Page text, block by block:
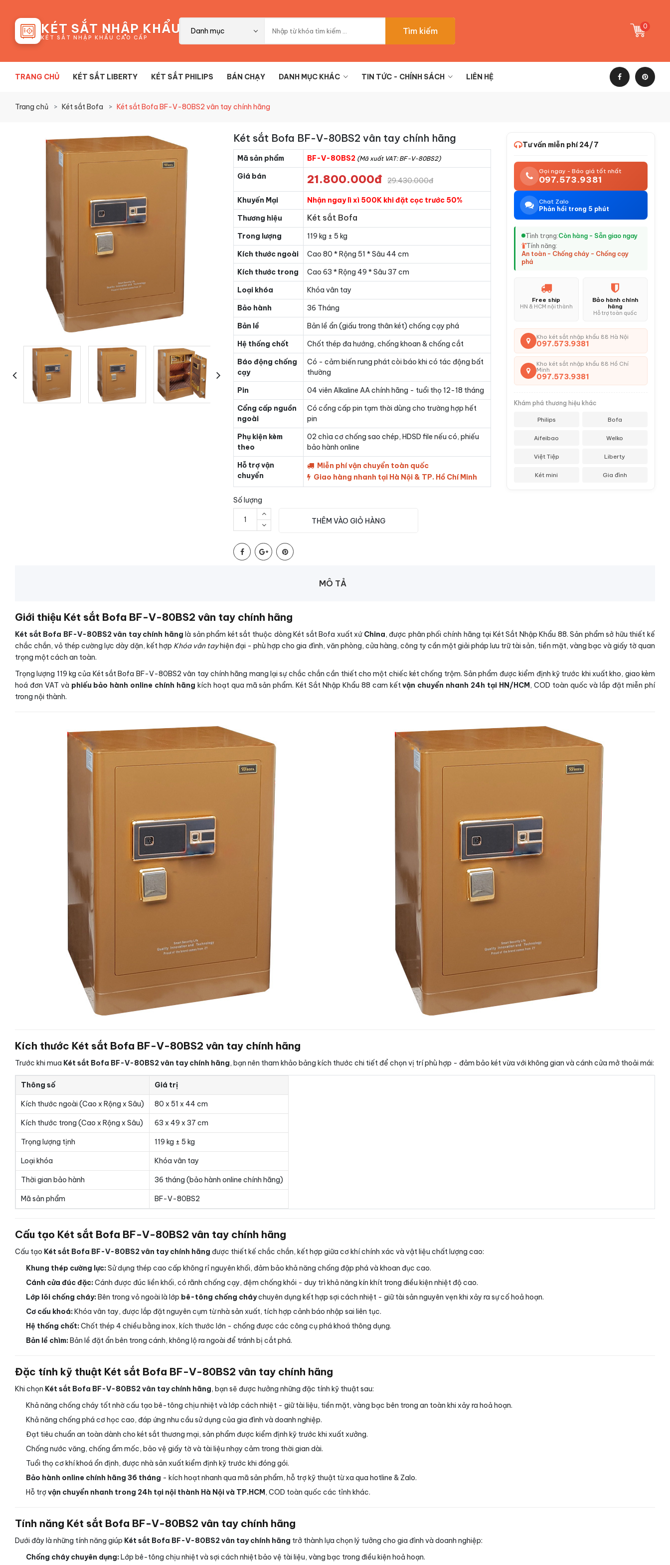
KÉT SẮT NHẬP KHẨU 88
KÉT SẮT NHẬP KHẨU CAO CẤP
0
Danh mục Tìm kiếm
TRANG CHỦ KÉT SẮT LIBERTY KÉT SẮT PHILIPS BÁN CHẠY DANH MỤC KHÁC TIN TỨC - CHÍNH SÁCH LIÊN HỆ
Trang chủ Két sắt Bofa Két sắt Bofa BF-V-80BS2 vân tay chính hãng
Két sắt Bofa BF-V-80BS2 vân tay chính hãng
Mã sản phẩm BF-V-80BS2 (Mã xuất VAT: BF-V-80BS2)
Giá bán 21.800.000đ 29.430.000đ
Khuyến Mại
Nhận ngay lì xì 500K khi đặt cọc trước 50%
Thương hiệu
Két sắt Bofa
Trong lượng
119 kg ± 5 kg
Kích thước ngoài
Cao 80 * Rộng 51 * Sâu 44 cm
Kích thước trong
Cao 63 * Rộng 49 * Sâu 37 cm
Loại khóa
Khóa vân tay
Bảo hành
36 Tháng
Bản lề
Bản lề ẩn (giấu trong thân két) chống cạy phá
Hệ thống chốt
Chốt thép đa hướng, chống khoan & chống cắt
Báo động chống
cạy
Có - cảm biến rung phát còi báo khi có tác động bất
thường
Pin
04 viên Alkaline AA chính hãng - tuổi thọ 12-18 tháng
Cổng cấp nguồn
ngoài
Có cổng cấp pin tạm thời dùng cho trường hợp hết
pin
Phụ kiện kèm
theo
02 chìa cơ chống sao chép, HDSD file nếu có, phiếu
bảo hành online
Hỗ trợ vận
chuyển
Miễn phí vận chuyển toàn quốc
Giao hàng nhanh tại Hà Nội & TP. Hồ Chí Minh
Số lượng
THÊM VÀO GIỎ HÀNG
Tư vấn miễn phí 24/7
Gọi ngay - Báo giá tốt nhất
097.573.9381
Chat Zalo
Phản hồi trong 5 phút
Tình trạng:Còn hàng - Sẵn giao ngay
Tính năng:
An toàn - Chống cháy - Chống cạy
phá
Free ship
HN & HCM nội thành
Bảo hành chính
hãng
Hỗ trợ toàn quốc
Kho két sắt nhập khẩu 88 Hà Nội
097.573.9381
Kho két sắt nhập khẩu 88 Hồ Chí
Minh
097.573.9381
Khám phá thương hiệu khác
Philips Bofa
Aifeibao Welko
Việt Tiệp Liberty
Két mini Gia đình
MÔ TẢ
Giới thiệu Két sắt Bofa BF-V-80BS2 vân tay chính hãng
Két sắt Bofa BF-V-80BS2 vân tay chính hãng là sản phẩm két sắt thuộc dòng Két sắt Bofa xuất xứ China, được phân phối chính hãng tại Két Sắt Nhập Khẩu 88. Sản phẩm sở hữu thiết kế
chắc chắn, vỏ thép cường lực dày dặn, kết hợp Khóa vân tayhiện đại - phù hợp cho gia đình, văn phòng, cửa hàng, công ty cần một giải pháp lưu trữ tài sản, tiền mặt, vàng bạc và giấy tờ quan
trọng một cách an toàn.
Trọng lượng 119 kg của Két sắt Bofa BF-V-80BS2 vân tay chính hãng mang lại sự chắc chắn cần thiết cho một chiếc két chống trộm. Sản phẩm được kiểm định kỹ trước khi xuất kho, giao kèm
hoá đơn VAT và phiếu bảo hành online chính hãng kích hoạt qua mã sản phẩm. Két Sắt Nhập Khẩu 88 cam kếtvận chuyển nhanh 24h tại HN/HCM, COD toàn quốc và lắp đặt miễn phí
trong nội thành.
Kích thước Két sắt Bofa BF-V-80BS2 vân tay chính hãng
Trước khi mua Két sắt Bofa BF-V-80BS2 vân tay chính hãng, bạn nên tham khảo bảng kích thước chi tiết để chọn vị trí phù hợp - đảm bảo két vừa với không gian và cánh cửa mở thoải mái:
Thông số Giá trị
Kích thước ngoài (Cao x Rộng x Sâu) 80 x 51 x 44 cm
Kích thước trong (Cao x Rộng x Sâu) 63 x 49 x 37 cm
Trọng lượng tịnh 119 kg ± 5 kg
Loại khóa Khóa vân tay
Thời gian bảo hành 36 tháng (bảo hành online chính hãng)
Mã sản phẩm BF-V-80BS2
Cấu tạo Két sắt Bofa BF-V-80BS2 vân tay chính hãng
Cấu tạo Két sắt Bofa BF-V-80BS2 vân tay chính hãng được thiết kế chắc chắn, kết hợp giữa cơ khí chính xác và vật liệu chất lượng cao:
Khung thép cường lực: Sử dụng thép cao cấp không rỉ nguyên khối, đảm bảo khả năng chống đập phá và khoan đục cao.
Cánh cửa đúc đặc: Cánh được đúc liền khối, có rãnh chống cạy, đệm chống khói - duy trì khả năng kín khít trong điều kiện nhiệt độ cao.
Lớp lõi chống cháy: Bên trong vỏ ngoài là lớp bê-tông chống cháychuyên dụng kết hợp sợi cách nhiệt - giữ tài sản nguyên vẹn khi xảy ra sự cố hoả hoạn.
Cơ cấu khoá: Khóa vân tay, được lắp đặt nguyên cụm từ nhà sản xuất, tích hợp cảnh báo nhập sai liên tục.
Hệ thống chốt: Chốt thép 4 chiều bằng inox, kích thước lớn - chống được các công cụ phá khoá thông dụng.
Bản lề chìm: Bản lề đặt ẩn bên trong cánh, không lộ ra ngoài để tránh bị cắt phá.
Đặc tính kỹ thuật Két sắt Bofa BF-V-80BS2 vân tay chính hãng
Khi chọn Két sắt Bofa BF-V-80BS2 vân tay chính hãng, bạn sẽ được hưởng những đặc tính kỹ thuật sau:
Khả năng chống cháy tốt nhờ cấu tạo bê-tông chịu nhiệt và lớp cách nhiệt - giữ tài liệu, tiền mặt, vàng bạc bên trong an toàn khi xảy ra hoả hoạn.
Khả năng chống phá cơ học cao, đáp ứng nhu cầu sử dụng của gia đình và doanh nghiệp.
Đạt tiêu chuẩn an toàn dành cho két sắt thương mại, sản phẩm được kiểm định kỹ trước khi xuất xưởng.
Chống nước văng, chống ẩm mốc, bảo vệ giấy tờ và tài liệu nhạy cảm trong thời gian dài.
Tuổi thọ cơ khí khoá ổn định, được nhà sản xuất kiểm định kỹ trước khi đóng gói.
Bảo hành online chính hãng 36 tháng - kích hoạt nhanh qua mã sản phẩm, hỗ trợ kỹ thuật từ xa qua hotline & Zalo.
Hỗ trợvận chuyển nhanh trong 24h tại nội thành Hà Nội và TP.HCM, COD toàn quốc các tỉnh khác.
Tính năng Két sắt Bofa BF-V-80BS2 vân tay chính hãng
Dưới đây là những tính năng giúp Két sắt Bofa BF-V-80BS2 vân tay chính hãng trở thành lựa chọn lý tưởng cho gia đình và doanh nghiệp:
Chống cháy chuyên dụng: Lớp bê-tông chịu nhiệt và sợi cách nhiệt bảo vệ tài liệu, vàng bạc trong điều kiện hoả hoạn.